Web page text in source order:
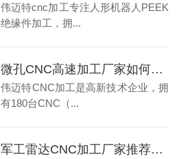
伟迈特cnc加工专注人形机器人PEEK
绝缘件加工，拥...
微孔CNC高速加工厂家如何保证批量精度？3道工序管控与效率实测
伟迈特CNC加工是高新技术企业，拥
有180台CNC（...
军工雷达CNC加工厂家推荐：3项核心指标筛选高精度批量交付方案